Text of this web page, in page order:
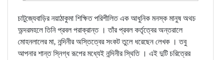
চাটুজ্যেবাড়ির নয়াঠাকুমা শিক্ষিত পরিশীলিত এক আধুনিক মনস্ক মানুষ অথচ
অন্দরমহলে তিনি প্রবল পরাক্রান্ত । তাঁর প্রবল কর্তৃত্বের অন্তরালে
মোহনলালের মা, নন্দিনীর অস্তিত্বের সংকট তুলে ধরেছেন লেখক । তবু
আপনার শান্ত স্নিগ্ধ রূপের মধ্যেই নন্দিনীর স্থিতি । এই দুটি চরিত্রের